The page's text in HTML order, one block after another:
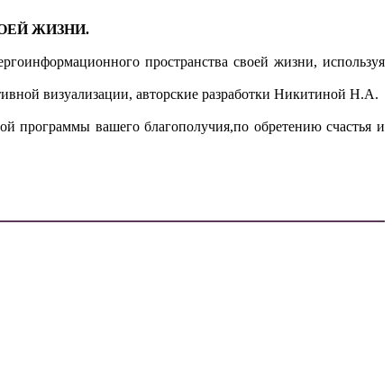
ЖИЗНИ.
пространства своей жизни, используя
визуализации, авторские разработки Никитиной Н.А.
программы вашего благополучия,по обретению счастья и